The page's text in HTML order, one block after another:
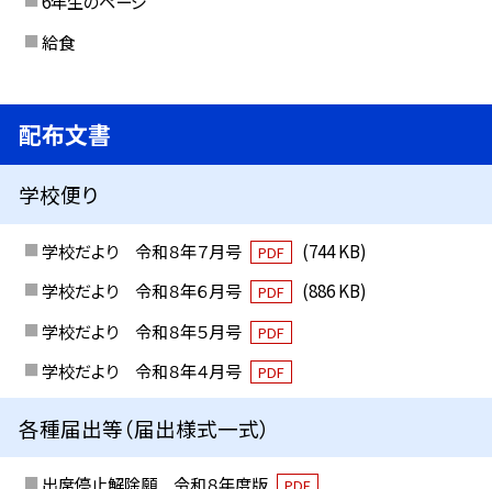
給食
配布文書
学校便り
学校だより 令和８年７月号 PDF
(744 KB)
学校だより 令和８年６月号
PDF
(886 KB)
学校だより 令和８年５月号
PDF
学校だより 令和８年４月号 PDF
各種届出等（届出様式一式）
出席停止解除願 令和８年度版